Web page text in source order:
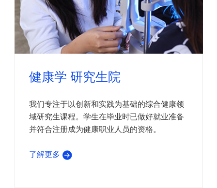
健康学 研究生院
我们专注于以创新和实践为基础的综合健康领
域研究生课程。学生在毕业时已做好就业准备
并符合注册成为健康职业人员的资格。
了解更多